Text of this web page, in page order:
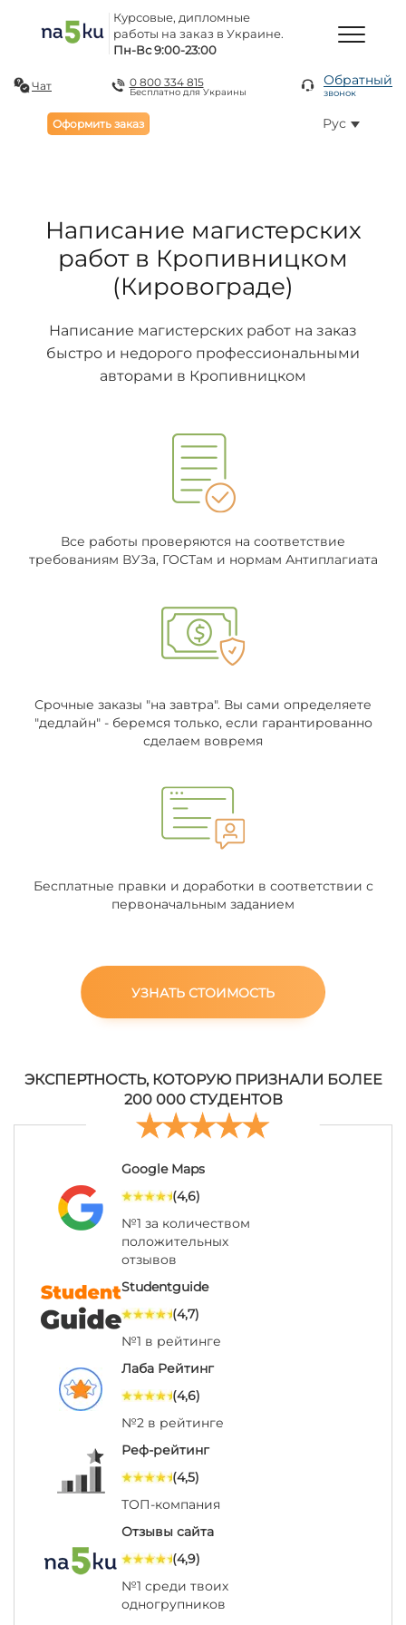
Курсовые, дипломные
работы на заказ в Украине.
Пн-Вс 9:00-23:00
Чат 0 800 334 815
Бесплатно для Украины
Обратный
звонок
Оформить заказ Рус
Написание магистерских
работ в Кропивницком
(Кировограде)
Написание магистерских работ на заказ
быстро и недорого профессиональными
авторами в Кропивницком
Все работы проверяются на соответствие
требованиям ВУЗа, ГОСТам и нормам Антиплагиата
Срочные заказы "на завтра". Вы сами определяете
"дедлайн" - беремся только, если гарантированно
сделаем вовремя
Бесплатные правки и доработки в соответствии с
первоначальным заданием
УЗНАТЬ СТОИМОСТЬ
ЭКСПЕРТНОСТЬ, КОТОРУЮ ПРИЗНАЛИ БОЛЕЕ
200 000 СТУДЕНТОВ
Google Maps
(4,6)
№1 за количеством
положительных
отзывов
Studentguide
(4,7)
№1 в рейтинге
Лаба Рейтинг
(4,6)
№2 в рейтинге
Реф-рейтинг
(4,5)
ТОП-компания
Отзывы сайта
(4,9)
№1 среди твоих
одногрупников